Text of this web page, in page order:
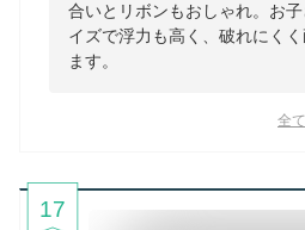
合いとリボンもおしゃれ。お
イズで浮力も高く、破れにく
ます。
全
17